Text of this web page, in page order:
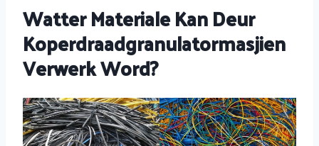
Watter Materiale Kan Deur
Koperdraadgranulatormasjien
Verwerk Word?